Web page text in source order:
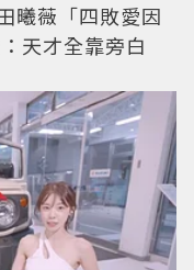
曦薇「四敗愛因
天才全靠旁白